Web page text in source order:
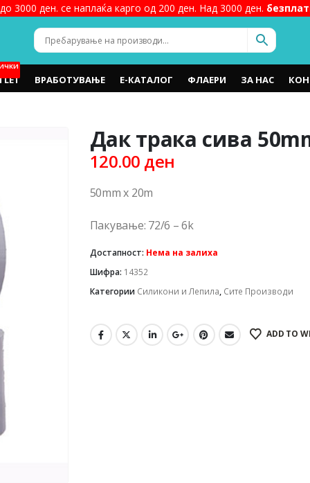
3000 ден. се наплаќа карго од 200 ден. Над 3000 ден.
ВРАБОТУВАЊЕ Е-КАТАЛОГ ФЛАЕРИ ЗА НАС
Дак трака сива
120.00 ден
50mm x 20m
Пакување: 72/6 – 6k
Достапност: Нема на залиха
Шифра: 14352
Категории Силикони и Лепила, Сите Производи
ADD TO